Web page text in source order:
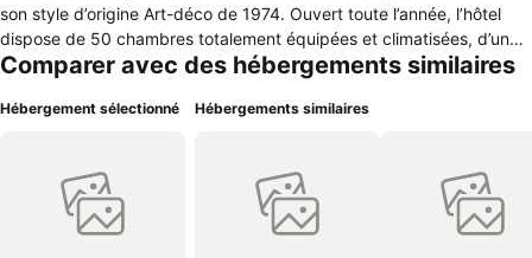
son style d’origine Art-déco de 1974. Ouvert toute l’année, l’hôtel
dispose de 50 chambres totalement équipées et climatisées, d’un
restaurant, d'une piscine extérieure avec jardin, d’un ascenseur ainsi
également et gratuitement d'un parking privé (sous réserve de
Comparer avec des hébergements similaires
Hébergement sélectionné Hébergements similaires